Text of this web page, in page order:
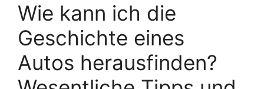
Wie kann ich die
Geschichte eines
Autos herausfinden?